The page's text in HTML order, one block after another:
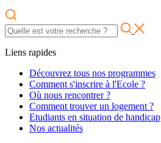
Liens rapides
Découvrez tous nos programmes
Comment s'inscrire à l'Ecole ?
Où nous rencontrer ?
Comment trouver un logement ?
Etudiants en situation de handicap
Nos actualités